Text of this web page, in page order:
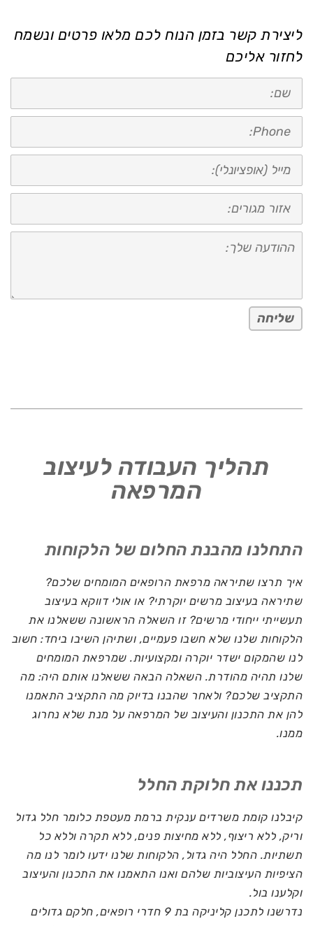
ליצירת קשר בזמן הנוח לכם מלאו פרטים ונשמח
לחזור אליכם
שם:
טלפון:
מייל
(אופציונאלי):
אזור
מגורים:
ההודעה
שלך:
שליחה
תהליך העבודה לעיצוב
המרפאה
התחלנו מהבנת החלום של הלקוחות
איך תרצו שתיראה מרפאת הרופאים המומחים שלכם?
שתיראה בעיצוב מרשים יוקרתי? או אולי דווקא בעיצוב
תעשייתי ייחודי מרשים? זו השאלה הראשונה ששאלנו את
הלקוחות שלנו שלא חשבו פעמיים, ושתיהן השיבו ביחד: חשוב
לנו שהמקום ישדר יוקרה ומקצועיות. שמרפאת המומחים
שלנו תהיה מהודרת. השאלה הבאה ששאלנו אותם היה: מה
התקציב שלכם? ולאחר שהבנו בדיוק מה התקציב התאמנו
להן את התכנון והעיצוב של המרפאה על מנת שלא נחרוג
ממנו.
תכננו את חלוקת החלל
קיבלנו קומת משרדים ענקית ברמת מעטפת כלומר חלל גדול
וריק, ללא ריצוף, ללא מחיצות פנים, ללא תקרה וללא כל
תשתיות. החלל היה גדול, הלקוחות שלנו ידעו לומר לנו מה
הציפיות העיצוביות שלהם ואנו התאמנו את התכנון והעיצוב
וקלענו בול.
נדרשנו לתכנן קליניקה בת 9 חדרי רופאים, חלקם גדולים